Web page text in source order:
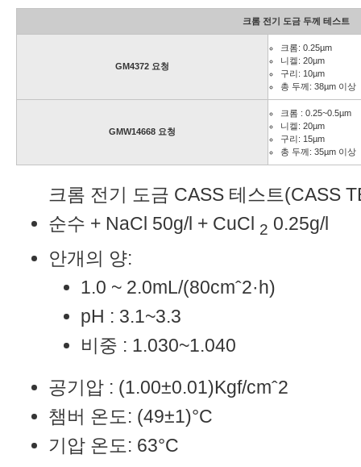
크롬 전기 도금 두께 테스트
GM4372 요청
크롬: 0.25µm
니켈: 20µm
구리: 10µm
총 두께: 38µm 이상
GMW14668 요청
크롬 : 0.25~0.5µm
니켈: 20µm
구리: 15µm
총 두께: 35µm 이상
크롬 전기 도금 CASS 테스트(CASS
순수 + NaCl 50g/l + CuCl 2 0.25g/l
안개의 양:
1.0 ~ 2.0mL/(80cmˆ2·h)
pH : 3.1~3.3
비중 : 1.030~1.040
공기압 : (1.00±0.01)Kgf/cmˆ2
챔버 온도: (49±1)°C
기압 온도: 63°C